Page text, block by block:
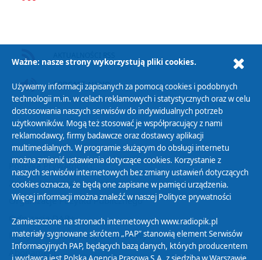
PODCAST AUDIO
Polityka Prywatności
Zasady korzystania z Serwisu
Organizacje Pożytku Publicznego
Cyfryzacja DAB+
Polityka ochrony danych osobowych
Abonament
Ważne: nasze strony wykorzystują pliki cookies.
Używamy informacji zapisanych za pomocą cookies i podobnych
technologii m.in. w celach reklamowych i statystycznych oraz w celu
dostosowania naszych serwisów do indywidualnych potrzeb
użytkowników. Mogą też stosować je współpracujący z nami
reklamodawcy, firmy badawcze oraz dostawcy aplikacji
multimedialnych. W programie służącym do obsługi internetu
można zmienić ustawienia dotyczące cookies. Korzystanie z
naszych serwisów internetowych bez zmiany ustawień dotyczących
cookies oznacza, że będą one zapisane w pamięci urządzenia.
Więcej informacji można znaleźć w naszej Polityce prywatności
Zamieszczone na stronach internetowych www.radiopik.pl
materiały sygnowane skrótem „PAP” stanowią element Serwisów
Informacyjnych PAP, będących bazą danych, których producentem